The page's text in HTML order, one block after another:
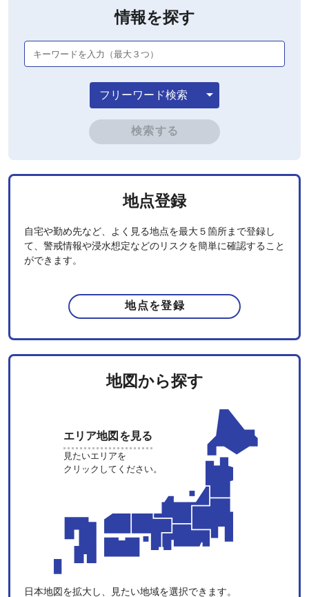
情報を探す
フリーワード検索 arrow_drop_down
キーワードを入力（最大３つ）
検索する
地点登録
自宅や勤め先など、よく見る地点を最大５箇所まで登録し
て、警戒情報や浸水想定などのリスクを簡単に確認すること
ができます。
地点を登録
地図から探す
エリア地図を見る
見たいエリアを
クリックしてください。
日本地図を拡大し、見たい地域を選択できます。